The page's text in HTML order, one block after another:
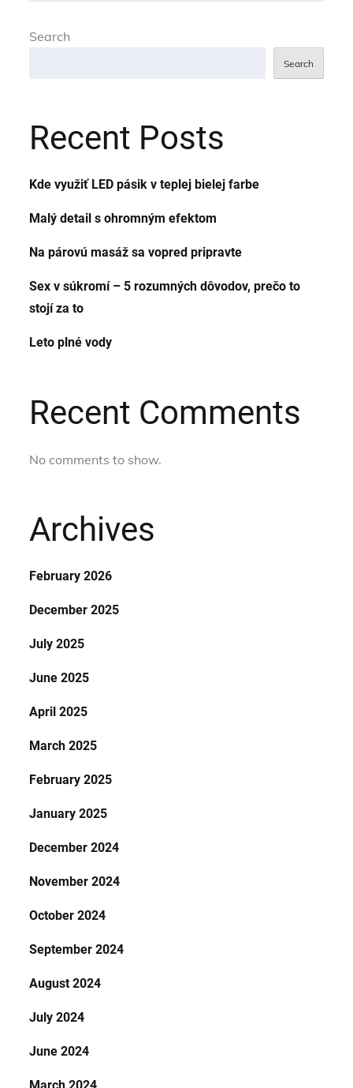
Search
Search
Recent Posts
Kde využiť LED pásik v teplej bielej farbe
Malý detail s ohromným efektom
Na párovú masáž sa vopred pripravte
Sex v súkromí – 5 rozumných dôvodov, prečo to
stojí za to
Leto plné vody
Recent Comments
No comments to show.
Archives
February 2026
December 2025
July 2025
June 2025
April 2025
March 2025
February 2025
January 2025
December 2024
November 2024
October 2024
September 2024
August 2024
July 2024
June 2024